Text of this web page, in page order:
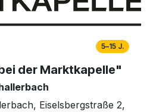
5–15 J.
der Marktkapelle"
Eiselsbergstraße 2,